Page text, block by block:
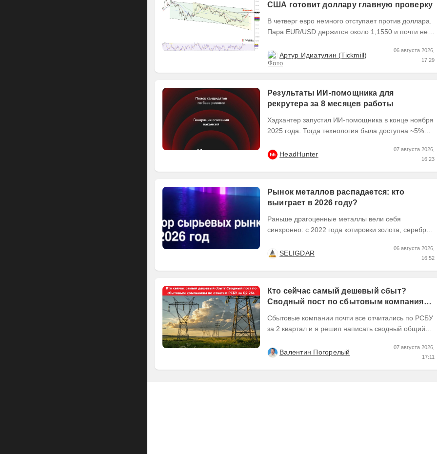
США готовит доллару главную проверку
В четверг евро немного отступает против доллара.
Пара EUR/USD держится около 1,1550 и почти не
Артур Идиатулин (Tickmill)
06 августа 2026,
17:29
Результаты ИИ-помощника для
рекрутера за 8 месяцев работы
Хэдхантер запустил ИИ-помощника в конце ноября
2025 года. Тогда технология была доступна ~5%
2026...HeadHunter
07 августа 2026,
16:23
Рынок металлов распадается: кто
выиграет в 2026 году?
Раньше драгоценные металлы вели себя
синхронно: с 2022 года котировки золота, серебра
разделился. В...
SELIGDAR
06 августа 2026,
16:52
Кто сейчас самый дешевый сбыт?
Сводный пост по сбытовым компаниям
Сбытовые компании почти все отчитались по РСБУ
за 2 квартал и я решил написать сводный общий
Валентин Погорелый
07 августа 2026,
17:11